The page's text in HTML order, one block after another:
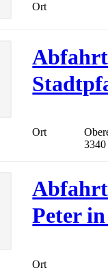
Ort
Ort
3340
Peter
Ort